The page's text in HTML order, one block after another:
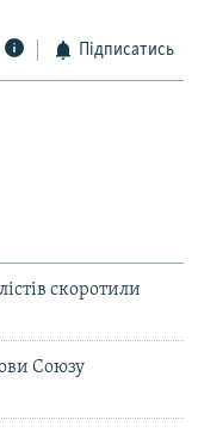
Підписатись
скоротили
Союзу